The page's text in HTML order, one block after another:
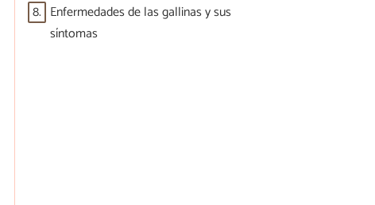
8. Enfermedades de las gallinas y sus
síntomas